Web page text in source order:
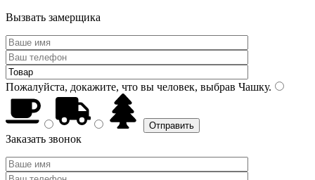
Вызвать замерщика
Пожалуйста, докажите, что вы человек, выбрав Чашку.
Заказать звонок